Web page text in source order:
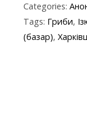
e
b
itt
er
Categories:
Tags: Гриби,
(базар),